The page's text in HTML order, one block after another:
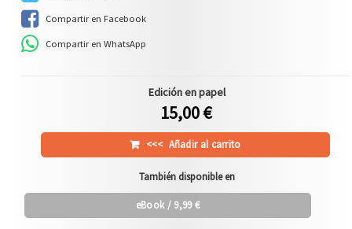
Compartir en Facebook
Compartir en WhatsApp
Edición en papel
15,00 €
<<< Añadir al carrito
También disponible en
eBook/ 9,99 €